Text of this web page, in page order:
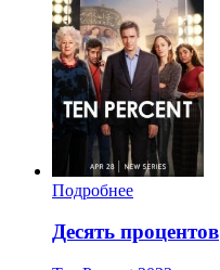
Подробнее
Десять процентов